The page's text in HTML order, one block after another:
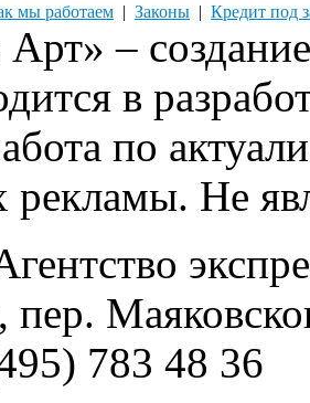
мы работаем | Законы | Кредит под
–
в
по
рекламы. Не
пер.
783 48 36